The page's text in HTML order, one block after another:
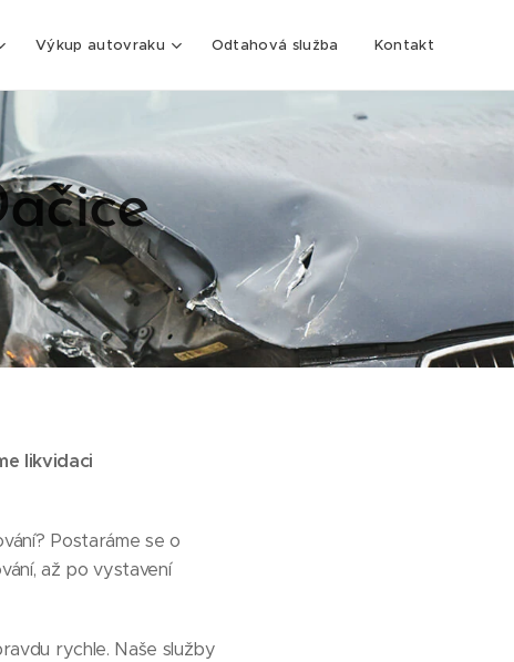
Výkup autovraku Odtahová služba Kontakt
likvidaci
Postaráme se o
až po vystavení
rychle. Naše služby